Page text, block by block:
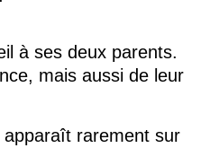
à ses deux parents.
mais aussi de leur
rarement sur